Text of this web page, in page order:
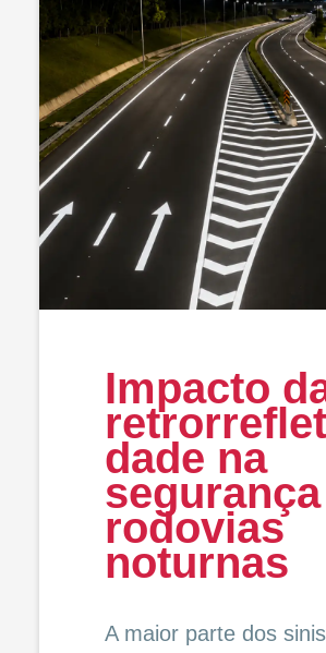
Impacto
dade na
rodovias
noturnas
A maior parte dos